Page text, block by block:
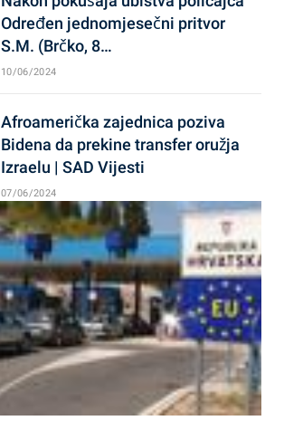
Određen jednomjesečni pritvor
S.M. (Brčko, 8…
10/06/2024
Afroamerička zajednica poziva
Bidena da prekine transfer oružja
Izraelu | SAD Vijesti
07/06/2024